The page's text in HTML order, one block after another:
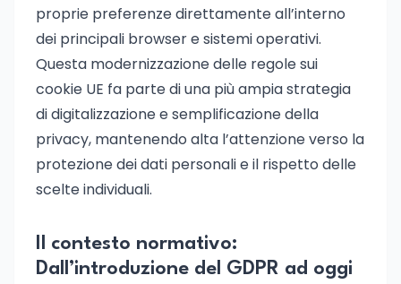
proprie preferenze direttamente all’interno
dei principali browser e sistemi operativi.
Questa modernizzazione delle regole sui
cookie UE fa parte di una più ampia strategia
di digitalizzazione e semplificazione della
privacy, mantenendo alta l’attenzione verso la
protezione dei dati personali e il rispetto delle
scelte individuali.
Il contesto normativo:
Dall’introduzione del GDPR ad oggi